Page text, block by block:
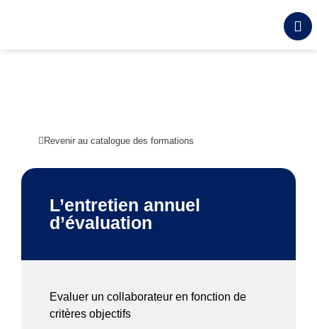
Revenir au catalogue des formations
L’entretien annuel
d’évaluation
Evaluer un collaborateur en fonction de
critères objectifs